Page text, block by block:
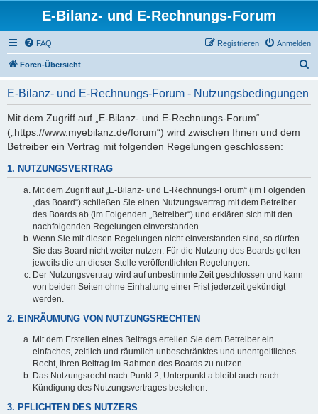
E-Bilanz- und E-Rechnungs-Forum
FAQ Anmelden
Registrieren
Foren-Übersicht
E-Bilanz- und E-Rechnungs-Forum - Nutzungsbedingungen
Mit dem Zugriff auf „E-Bilanz- und E-Rechnungs-Forum“
(„https://www.myebilanz.de/forum“) wird zwischen Ihnen und dem
Betreiber ein Vertrag mit folgenden Regelungen geschlossen:
1. NUTZUNGSVERTRAG
Mit dem Zugriff auf „E-Bilanz- und E-Rechnungs-Forum“ (im Folgenden
„das Board“) schließen Sie einen Nutzungsvertrag mit dem Betreiber
des Boards ab (im Folgenden „Betreiber“) und erklären sich mit den
nachfolgenden Regelungen einverstanden.
Wenn Sie mit diesen Regelungen nicht einverstanden sind, so dürfen
Sie das Board nicht weiter nutzen. Für die Nutzung des Boards gelten
jeweils die an dieser Stelle veröffentlichten Regelungen.
Der Nutzungsvertrag wird auf unbestimmte Zeit geschlossen und kann
von beiden Seiten ohne Einhaltung einer Frist jederzeit gekündigt
werden.
2. EINRÄUMUNG VON NUTZUNGSRECHTEN
Mit dem Erstellen eines Beitrags erteilen Sie dem Betreiber ein
einfaches, zeitlich und räumlich unbeschränktes und unentgeltliches
Recht, Ihren Beitrag im Rahmen des Boards zu nutzen.
Das Nutzungsrecht nach Punkt 2, Unterpunkt a bleibt auch nach
Kündigung des Nutzungsvertrages bestehen.
3. PFLICHTEN DES NUTZERS